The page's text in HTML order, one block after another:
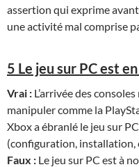
assertion qui exprime
une activité mal comprise
5 Le jeu sur PC est
Vrai : L’arrivée des
manipuler comme la
Xbox a ébranlé le jeu sur
(configuration,
Faux : Le jeu sur PC est à